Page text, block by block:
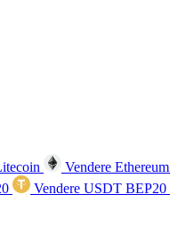
Vendere Ethereum
Vendere USDT BEP20